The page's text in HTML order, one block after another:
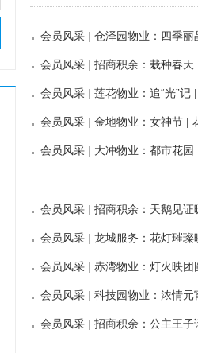
会员风采 | 仓泽园物业：四季
会员风采 | 招商积余：栽种春
会员风采 | 莲花物业：追“光”记
会员风采 | 金地物业：女神节 |
会员风采 | 大冲物业：都市花园
会员风采 | 招商积余：天鹅见
会员风采 | 龙城服务：花灯璀
会员风采 | 赤湾物业：灯火映
会员风采 | 科技园物业：浓情元
会员风采 | 招商积余：公主王子